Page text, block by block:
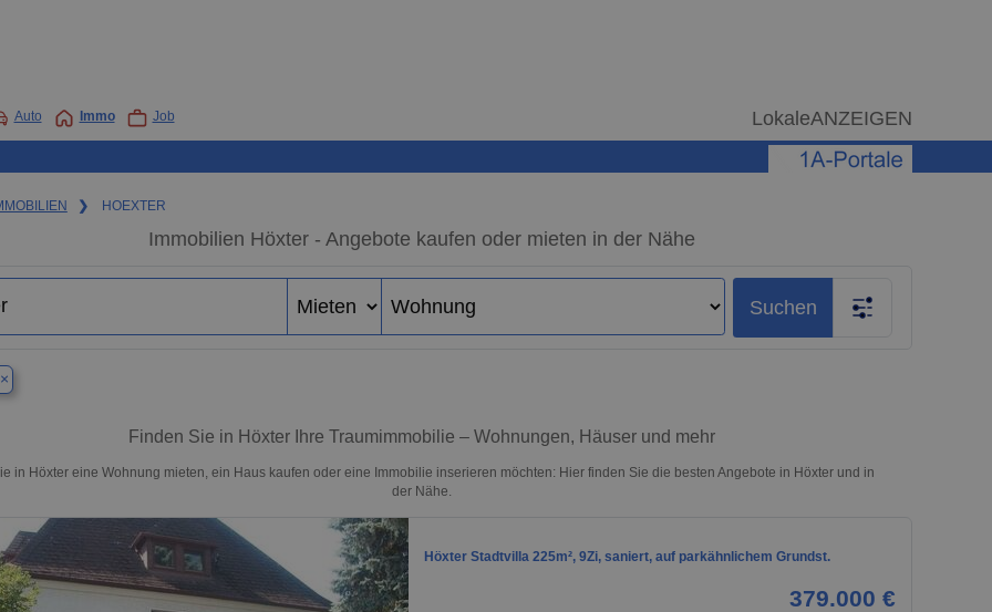
Auto Immo Job LokaleANZEIGEN
❯ HOEXTER
Immobilien Höxter - Angebote kaufen oder mieten in der Nähe
Suchen
×
Finden Sie in Höxter Ihre Traumimmobilie – Wohnungen, Häuser und mehr
in Höxter eine Wohnung mieten, ein Haus kaufen oder eine Immobilie inserieren möchten: Hier finden Sie die besten Angebote in Höxter und in
der Nähe.
Höxter Stadtvilla 225m², 9Zi, saniert, auf parkähnlichem Grundst.
379.000 €